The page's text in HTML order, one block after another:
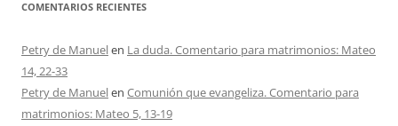
COMENTARIOS RECIENTES
Petry de Manuelen La duda. Comentario para matrimonios: Mateo
14, 22-33
Petry de Manuelen Comunión que evangeliza. Comentario para
matrimonios: Mateo 5, 13-19